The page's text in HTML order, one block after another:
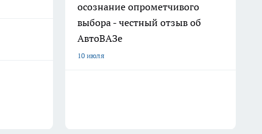
осознание опрометчивого
выбора - честный отзыв об
АвтоВАЗе
10 июля